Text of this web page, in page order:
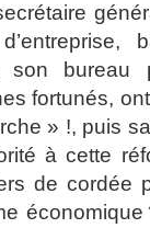
son bureau
fortunés,
» !, puis
à cette
de cordée